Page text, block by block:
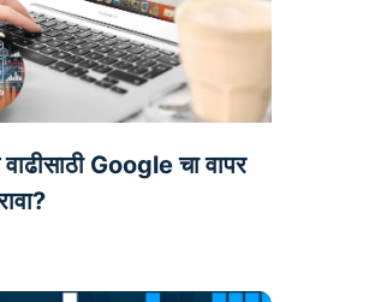
वाढीसाठी Google चा वापर